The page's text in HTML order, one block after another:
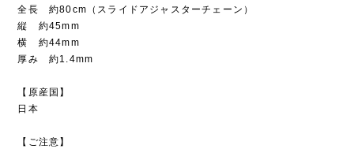
全長 約80cm（スライドアジャスターチェーン）
縦 約45mm
横 約44mm
厚み 約1.4mm
【原産国】
日本
【ご注意】